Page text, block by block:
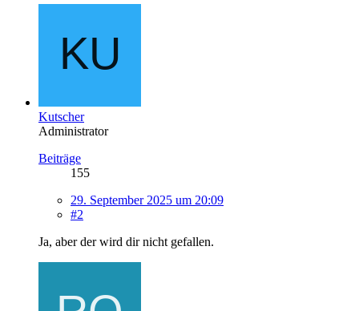
Kutscher
Administrator
Beiträge
155
29. September 2025 um 20:09
#2
Ja, aber der wird dir nicht gefallen.